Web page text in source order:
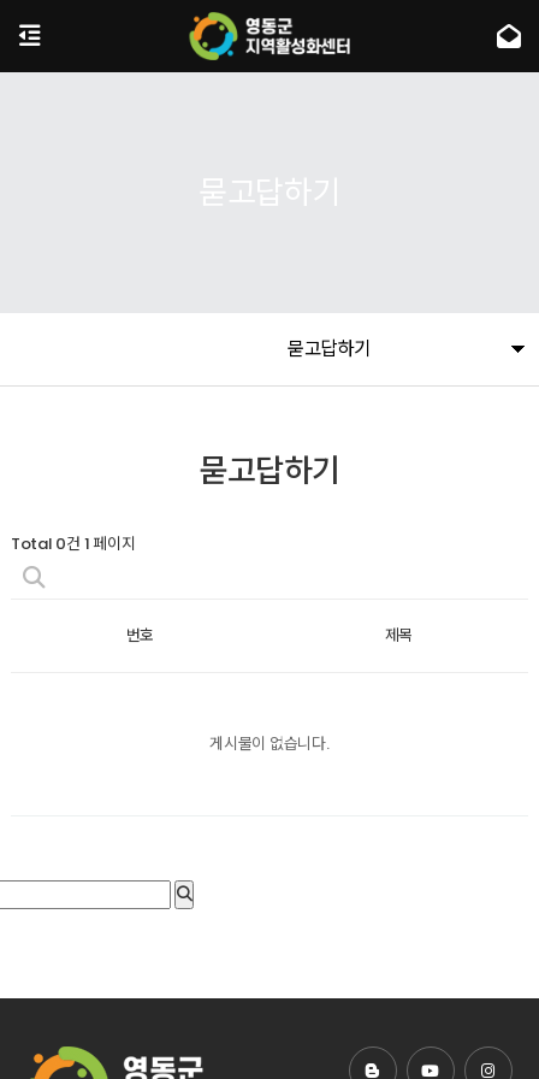
묻고답하기
묻고답하기
Total 0건 1 페이지
번호 제목
게시물이 없습니다.